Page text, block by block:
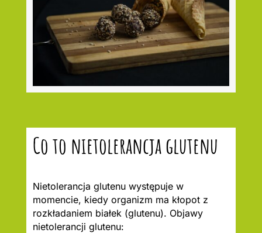
Co to nietolerancja glutenu
Nietolerancja glutenu występuje w
momencie, kiedy organizm ma kłopot z
rozkładaniem białek (glutenu). Objawy
nietolerancji glutenu: